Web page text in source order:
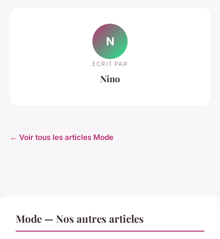
N
ECRIT PAR
Nino
← Voir tous les articles Mode
Mode — Nos autres articles